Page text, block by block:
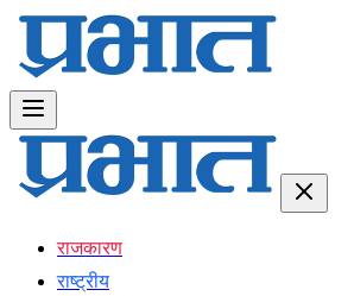
राजकारण
राष्ट्रीय